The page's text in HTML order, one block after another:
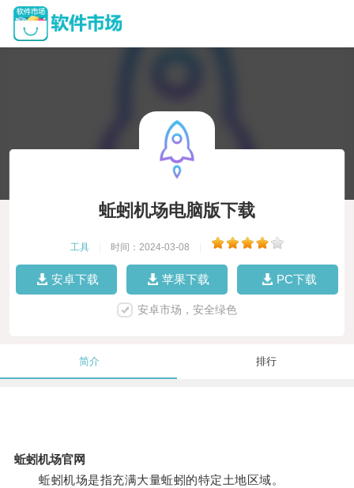
蚯蚓机场电脑版下载
工具 时间：2024-03-08
安卓下载 苹果下载 PC下载
安卓市场，安全绿色
简介 排行
蚯蚓机场官网
蚯蚓机场是指充满大量蚯蚓的特定土地区域。